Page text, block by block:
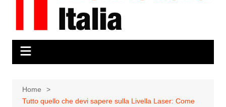
Home
Tutto quello che devi sapere sulla Livella Laser: Come